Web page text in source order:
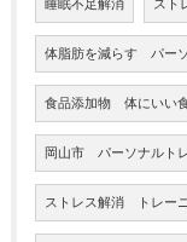
睡眠不足解消 スト
体脂肪を減らす パー
食品添加物 体にいい
岡山市 パーソナルト
ストレス解消 トレー